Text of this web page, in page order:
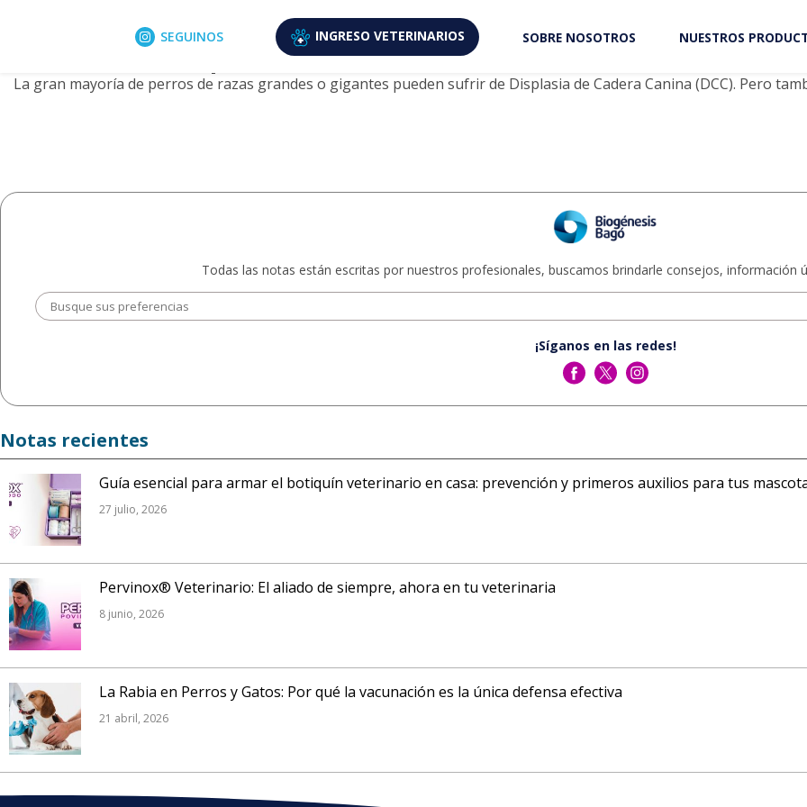
SEGUINOS INGRESO VETERINARIOS SOBRE NOSOTROS NUESTROS
Archivo de etiquetas: displasia cadera en perros
5 septiembre, 2018
5 Mitos sobre displasia de cadera en caninos
La gran mayoría de perros de razas grandes o gigantes pueden sufrir de Displasia de Cadera Canina (DCC). Pero
Todas las notas están escritas por nuestros profesionales, buscamos brindarle consejos, información
¡Síganos en las redes!
Notas recientes
Guía esencial para armar el botiquín veterinario en casa: prevención y primeros auxilios para tus
27 julio, 2026
Pervinox® Veterinario: El aliado de siempre, ahora en tu veterinaria
8 junio, 2026
La Rabia en Perros y Gatos: Por qué la vacunación es la única defensa efectiva
21 abril, 2026